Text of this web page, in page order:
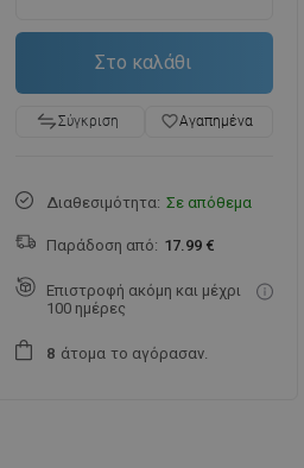
Στο καλάθι
Σύγκριση favorite_borderΑγαπημένα
Διαθεσιμότητα: Σε απόθεμα
Παράδοση από: 17.99 €
Επιστροφή ακόμη και μέχρι
100 ημέρες
8 άτομα το αγόρασαν.